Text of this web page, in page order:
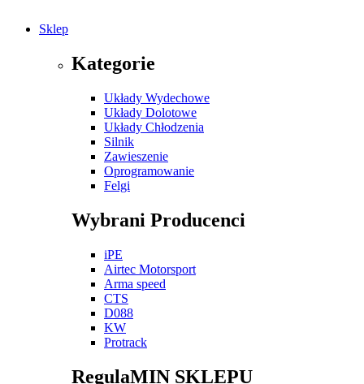
Sklep
Kategorie
Układy Wydechowe
Układy Dolotowe
Układy Chłodzenia
Silnik
Zawieszenie
Oprogramowanie
Felgi
Wybrani Producenci
iPE
Airtec Motorsport
Arma speed
CTS
D088
KW
Protrack
RegulaMIN SKLEPU